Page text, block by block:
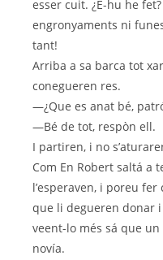
esser cuit. ¿E-hu he
engronyaments ni
tant!
Arriba a sa barca tot
conegueren res.
—¿Que es anat bé,
—Bé de tot, respòn ell.
I partiren, i no
Com En Robert saltá a
l’esperaven, i poreu fer
que li degueren donar i
veent-lo més sá que un
novía.